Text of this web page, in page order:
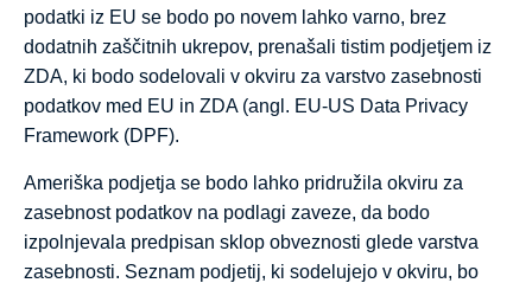
podatki iz EU se bodo po novem lahko varno, brez
dodatnih zaščitnih ukrepov, prenašali tistim podjetjem iz
ZDA, ki bodo sodelovali v okviru za varstvo zasebnosti
podatkov med EU in ZDA (angl. EU-US Data Privacy
Framework (DPF).
Ameriška podjetja se bodo lahko pridružila okviru za
zasebnost podatkov na podlagi zaveze, da bodo
izpolnjevala predpisan sklop obveznosti glede varstva
zasebnosti. Seznam podjetij, ki sodelujejo v okviru, bo